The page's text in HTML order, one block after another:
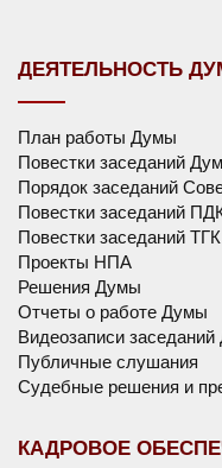
ДЕЯТЕЛЬНОСТЬ
План работы Думы
Повестки заседаний
Порядок заседаний
Повестки заседаний
Повестки заседаний ТГК
Проекты НПА
Решения Думы
Отчеты о работе Думы
Видеозаписи
Публичные слушания
Судебные решения и
КАДРОВОЕ